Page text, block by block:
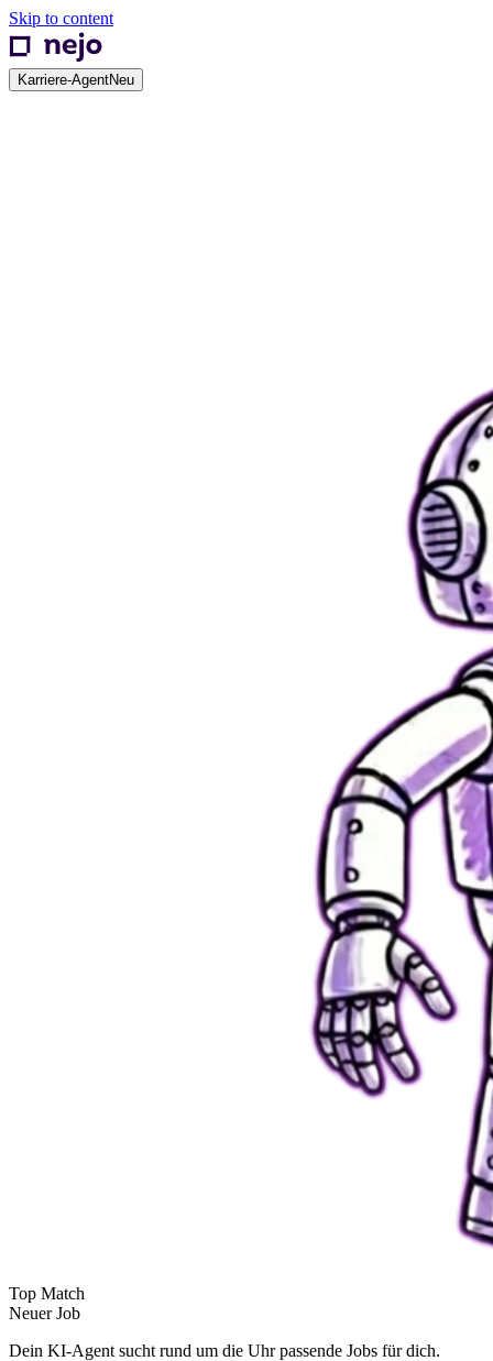
Skip to content
Karriere-AgentNeu
Top Match
Neuer Job
Dein KI-Agent sucht rund um die Uhr passende Jobs für dich.